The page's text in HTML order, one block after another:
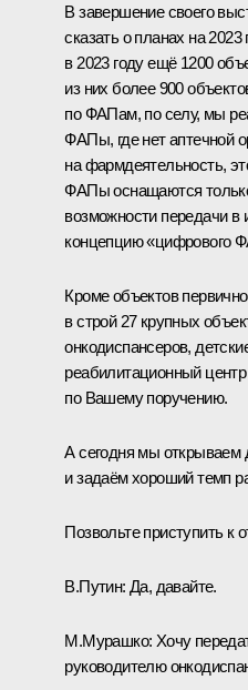
В завершение своего
сказать о планах на
в 2023 году ещё 1200
из них более 900
по ФАПам, по селу, мы
ФАПы, где нет аптечной
на фармдеятельность,
ФАПы оснащаются
возможности передачи в
концепцию «цифрового
Кроме объектов
в строй 27 крупных
онкодиспансеров,
реабилитационный
по Вашему поручению.
А сегодня мы открываем
и задаём хороший темп
Позвольте приступить к
В.Путин: Да, давайте.
М.Мурашко: Хочу
руководителю